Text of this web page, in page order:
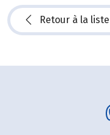
Retour à la liste